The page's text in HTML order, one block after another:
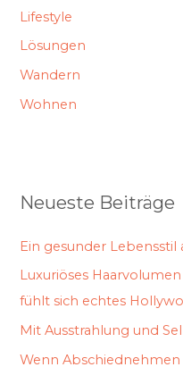
Lifestyle
Lösungen
Wandern
Wohnen
Neueste Beiträge
Ein gesunder Lebensstil
Luxuriöses
fühlt sich echtes
Mit Ausstrahlung und
Wenn